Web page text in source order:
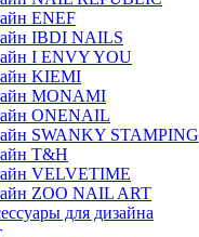
ENEF
IBDI NAILS
I ENVY YOU
KIEMI
MONAMI
ONENAIL
SWANKY STAMPING
T&H
VELVETIME
ZOO NAIL ART
для дизайна